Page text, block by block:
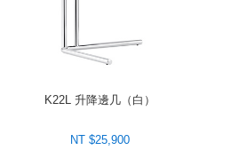
K22L 升降邊几（白）
NT $25,900